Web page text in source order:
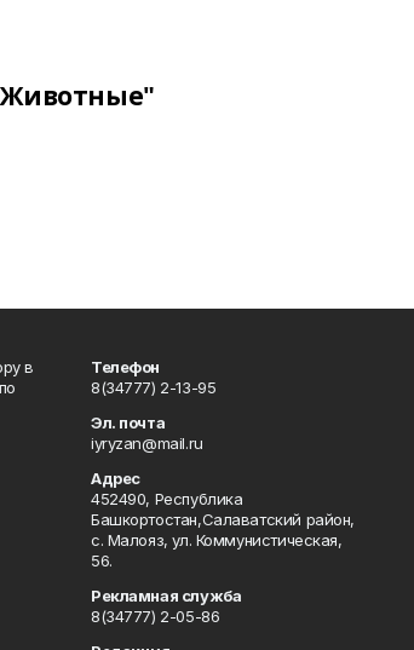
в
Телефон
8(34777) 2-13-95
Эл. почта
iyryzan@mail.ru
Адрес
452490, Республика
Башкортостан,Салаватский район,
с. Малояз, ул. Коммунистическая,
56.
Рекламная служба
8(34777) 2-05-86